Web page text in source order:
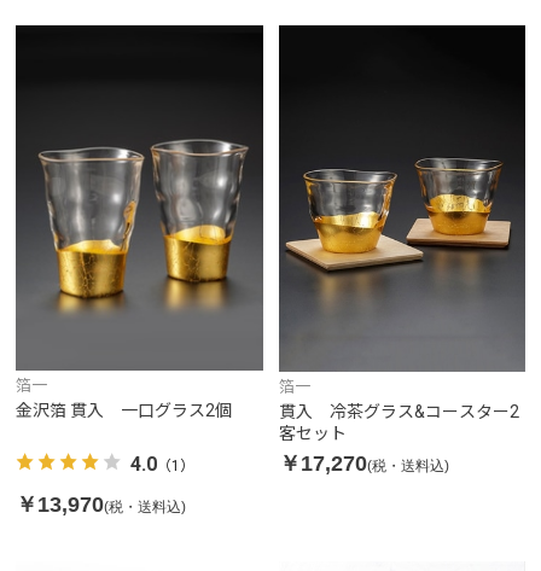
箔一
金沢箔 貫入 一口グラス2個
4.0 （1）
￥13,970(税・送料込)
箔一
貫入 冷茶グラス&コースター2
客セット
￥17,270(税・送料込)